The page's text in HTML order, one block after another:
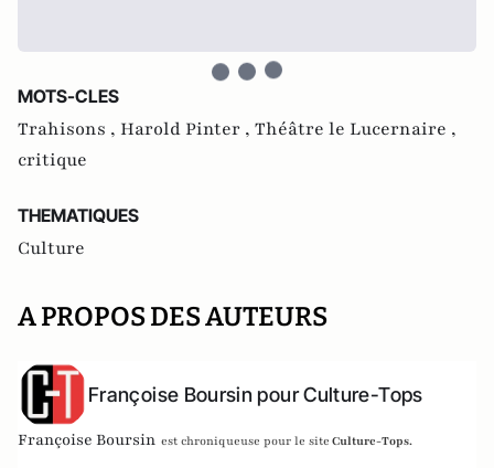
MOTS-CLES
Trahisons , Harold Pinter , Théâtre le Lucernaire ,
critique
THEMATIQUES
Culture
A PROPOS DES AUTEURS
Françoise Boursin pour Culture-Tops
Françoise Boursin est chroniqueuse pour le site Culture-Tops.